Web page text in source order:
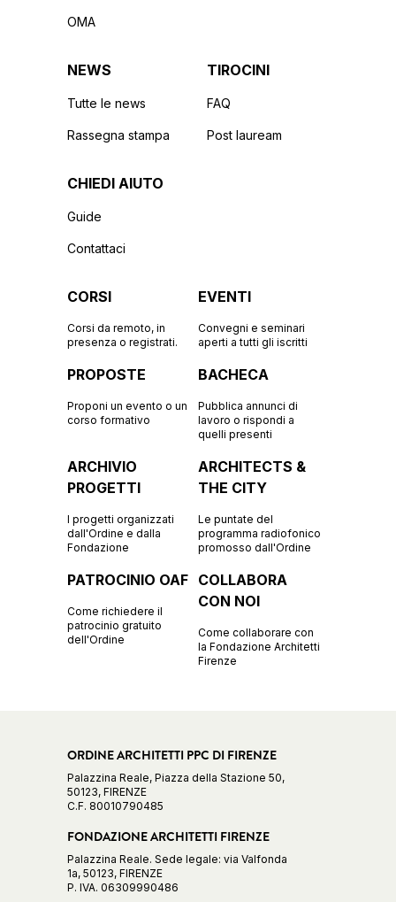
OMA
NEWS
Tutte le news
Rassegna stampa
TIROCINI
FAQ
Post lauream
CHIEDI AIUTO
Guide
Contattaci
CORSI
Corsi da remoto, in
presenza o registrati.
EVENTI
Convegni e seminari
aperti a tutti gli iscritti
PROPOSTE
Proponi un evento o un
corso formativo
BACHECA
Pubblica annunci di
lavoro o rispondi a
quelli presenti
ARCHIVIO
PROGETTI
I progetti organizzati
dall'Ordine e dalla
Fondazione
ARCHITECTS &
THE CITY
Le puntate del
programma radiofonico
promosso dall'Ordine
PATROCINIO OAF
Come richiedere il
patrocinio gratuito
dell'Ordine
COLLABORA
CON NOI
Come collaborare con
la Fondazione Architetti
Firenze
ORDINE ARCHITETTI PPC DI FIRENZE
Palazzina Reale, Piazza della Stazione 50,
50123, FIRENZE
C.F. 80010790485
FONDAZIONE ARCHITETTI FIRENZE
Palazzina Reale. Sede legale: via Valfonda
1a, 50123, FIRENZE
P. IVA. 06309990486